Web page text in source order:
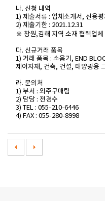
나. 신청 내역
1) 제출서류 : 업체소개서, 신용
2) 제출기한 : 2021.12.31
※ 창원,김해 지역 소재 협력업체
다. 신규거래 품목
1) 거래 품목 : 소음기, END
제어자재, 건축, 건설, 태양광용
라. 문의처
1) 부서 : 외주구매팀
2) 담당 : 전경수
3) TEL : 055-210-6446
4) FAX : 055-280-8998